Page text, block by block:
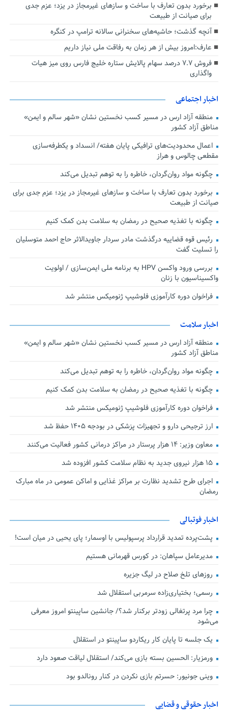
برخورد بدون تعارف با ساخت‌ و سازهای غیرمجاز در یزد؛ عزم جدی
برای صیانت از طبیعت
آنچه گذشت؛ حاشیه‌های سخنرانی سالانه ترامپ در کنگره
عارف:امروز بیش از هر زمان به رفاقت ملی نیاز داریم
فروش ۷.۷ درصد سهام پالایش ستاره خلیج فارس روی میز هیات
واگذاری
اخبار اجتماعی
منطقه آزاد ارس در مسیر کسب نخستین نشان «شهر سالم و ایمن»
مناطق آزاد کشور
اعمال محدودیت‌های ترافیکی پایان هفته/ انسداد و یکطرفه‌سازی
مقطعی چالوس و هراز
چگونه مواد روان‌گردان، خاطره را به توهم تبدیل می‌کند
برخورد بدون تعارف با ساخت‌ و سازهای غیرمجاز در یزد؛ عزم جدی برای
صیانت از طبیعت
چگونه با تغذیه صحیح در رمضان به سلامت بدن کمک کنیم
رئیس قوه قضاییه درگذشت مادر سردار جاویدالاثر حاج احمد متوسلیان
را تسلیت گفت
بررسی ورود واکسن HPV به برنامه ملی ایمن‌سازی / اولویت
واکسیناسیون با زنان
فراخوان دوره کارآموزی فلوشیپ ژنومیکس منتشر شد
اخبار سلامت
منطقه آزاد ارس در مسیر کسب نخستین نشان «شهر سالم و ایمن»
مناطق آزاد کشور
چگونه مواد روان‌گردان، خاطره را به توهم تبدیل می‌کند
چگونه با تغذیه صحیح در رمضان به سلامت بدن کمک کنیم
فراخوان دوره کارآموزی فلوشیپ ژنومیکس منتشر شد
ارز ترجیحی دارو و تجهیزات پزشکی در بودجه ۱۴۰۵ حفظ شد
معاون وزیر: ۱۴ هزار پرستار در مراکز درمانی کشور فعالیت می‌کنند
۱۵ هزار نیروی جدید به نظام سلامت کشور افزوده شد
اجرای طرح تشدید نظارت بر مراکز غذایی و اماکن عمومی در ماه مبارک
رمضان
اخبار فوتبالی
پشت‌پرده تمدید قرارداد پرسپولیس با اوسمار؛ پای یحیی در میان است!
مدیرعامل سپاهان: در کورس قهرمانی هستیم
روزهای تلخ صلاح در لیگ جزیره
رسمی؛ بختیاری‌زاده سرمربی استقلال شد
چرا مرد پرتغالی زودتر برکنار شد؟/ جانشین ساپینتو امروز معرفی
می‌شود
یک جلسه تا پایان کار ریکاردو ساپینتو در استقلال
ورمزیار: الحسین بسته بازی می‌کند/ استقلال لیاقت صعود دارد
وینی جونیور: حسرتم بازی نکردن در کنار رونالدو بود
اخبار حقوقی و قضایی